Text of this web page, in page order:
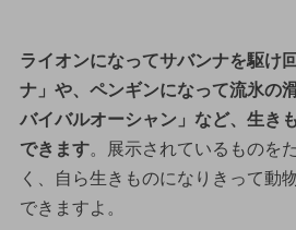
ライオンになってサバンナを駆け
ナ」や、ペンギンになって流氷の
バイバルオーシャン」など、生き
できます。展示されているものを
く、自ら生きものになりきって動
できますよ。